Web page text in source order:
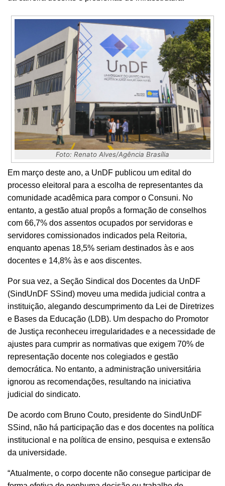
Foto: Renato Alves/Agência Brasília
Em março deste ano, a UnDF publicou um edital do
processo eleitoral para a escolha de representantes da
comunidade acadêmica para compor o Consuni. No
entanto, a gestão atual propôs a formação de conselhos
com 66,7% dos assentos ocupados por servidoras e
servidores comissionados indicados pela Reitoria,
enquanto apenas 18,5% seriam destinados às e aos
docentes e 14,8% às e aos discentes.
Por sua vez, a Seção Sindical dos Docentes da UnDF
(SindUnDF SSind) moveu uma medida judicial contra a
instituição, alegando descumprimento da Lei de Diretrizes
e Bases da Educação (LDB). Um despacho do Promotor
de Justiça reconheceu irregularidades e a necessidade de
ajustes para cumprir as normativas que exigem 70% de
representação docente nos colegiados e gestão
democrática. No entanto, a administração universitária
ignorou as recomendações, resultando na iniciativa
judicial do sindicato.
De acordo com Bruno Couto, presidente do SindUnDF
SSind, não há participação das e dos docentes na política
institucional e na política de ensino, pesquisa e extensão
da universidade.
“Atualmente, o corpo docente não consegue participar de